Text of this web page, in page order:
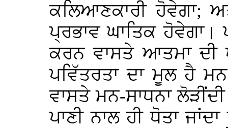
ਕਲਿਆਣਕਾਰੀ ਹੋਵੇਗਾ;
ਪ੍ਰਭਾਵ ਘਾਤਿਕ ਹੋਵੇਗਾ।
ਕਰਨ ਵਾਸਤੇ ਆਤਮਾ
ਪਵਿੱਤਰਤਾ ਦਾ ਮੂਲ ਹੈ
ਵਾਸਤੇ ਮਨ-ਸਾਧਨਾ
ਪਾਣੀ ਨਾਲ ਹੀ ਧੋਤਾ